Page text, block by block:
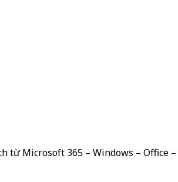
Microsoft 365 – Windows – Office